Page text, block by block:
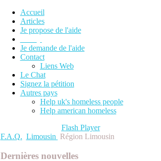
Accueil
Articles
Je propose de l'aide
Je demande de l'aide
Contact
Liens Web
Le Chat
Signez la pétition
Autres pays
Help uk's homeless people
Help american homeless
Flash Playerto view content.
F.A.Q. Limousin Région Limousin
Dernières nouvelles